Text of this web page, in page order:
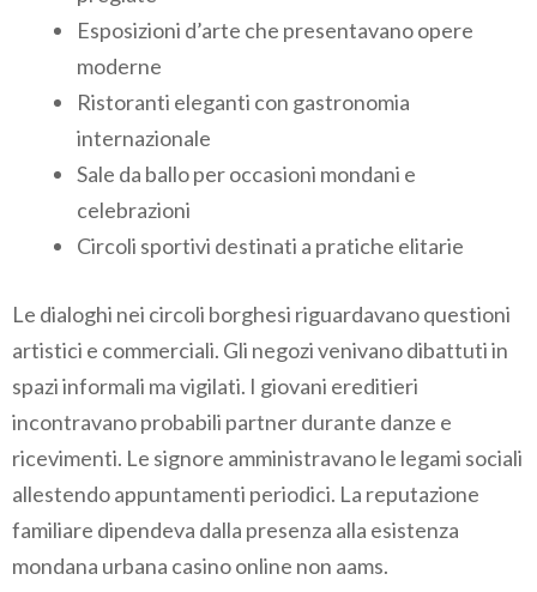
Esposizioni d’arte che presentavano opere
moderne
Ristoranti eleganti con gastronomia
internazionale
Sale da ballo per occasioni mondani e
celebrazioni
Circoli sportivi destinati a pratiche elitarie
Le dialoghi nei circoli borghesi riguardavano questioni
artistici e commerciali. Gli negozi venivano dibattuti in
spazi informali ma vigilati. I giovani ereditieri
incontravano probabili partner durante danze e
ricevimenti. Le signore amministravano le legami sociali
allestendo appuntamenti periodici. La reputazione
familiare dipendeva dalla presenza alla esistenza
mondana urbana casino online non aams.